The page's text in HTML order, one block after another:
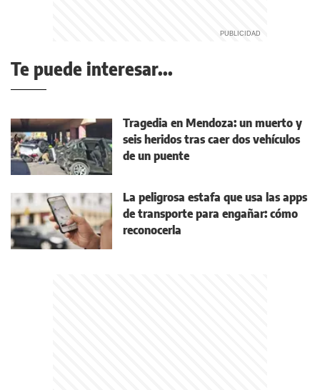
Te puede interesar...
Tragedia en Mendoza: un muerto y
seis heridos tras caer dos vehículos
de un puente
La peligrosa estafa que usa las apps
de transporte para engañar: cómo
reconocerla